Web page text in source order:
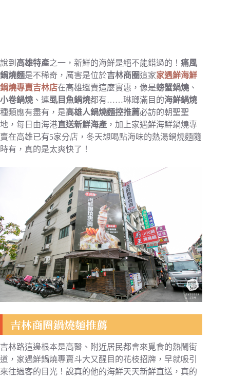
說到 高雄特產之一，新鮮的海鮮是絕不能錯過的！ 痛風
鍋燒麵是不稀奇，厲害是位於吉林商圈這家家遇鮮海鮮
鍋燒專賣吉林店在高雄還賣這麼實惠，像是螃蟹鍋燒 、
小卷鍋燒 、連虱目魚鍋燒都有……琳瑯滿目的海鮮鍋燒
種類應有盡有，是高雄人鍋燒麵控推薦必訪的朝聖聖
地，每日由海港直送新鮮海產 ，加上家遇鮮海鮮鍋燒專
賣在高雄已有5家分店，冬天想喝點海味的熱湯鍋燒麵隨
時有，真的是太爽快了！
吉林商圈鍋燒麵推薦
吉林路這邊根本是高醫、附近居民都會來覓食的熱鬧街
道，家遇鮮鍋燒專賣斗大又醒目的花枝招牌，早就吸引
來往過客的目光！說真的他的海鮮天天新鮮直送，真的